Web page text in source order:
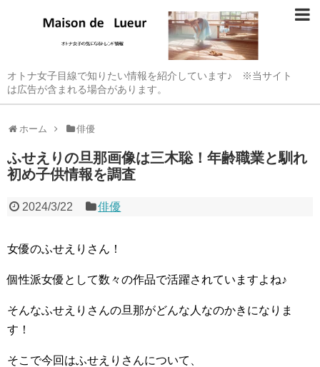
オトナ女子目線で知りたい情報を紹介しています♪ ※当サイト
は広告が含まれる場合があります。
ホーム 俳優
ふせえりの旦那画像は三木聡！年齢職業と馴れ
初め子供情報を調査
2024/3/22 俳優
女優のふせえりさん！
個性派女優として数々の作品で活躍されていますよね♪
そんなふせえりさんの旦那がどんな人なのかきになりま
す！
そこで今回はふせえりさんについて、